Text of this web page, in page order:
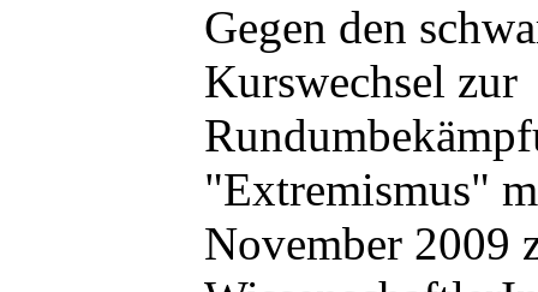
Gegen den
Kurswechsel zur
"Extremismus"
November 2009